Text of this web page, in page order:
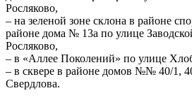
Росляково,
– на зеленой зоне склона в районе
районе дома № 13а по улице
Росляково,
– в «Аллее Поколений» по улице
– в сквере в районе домов №№ 40/1,
Свердлова.